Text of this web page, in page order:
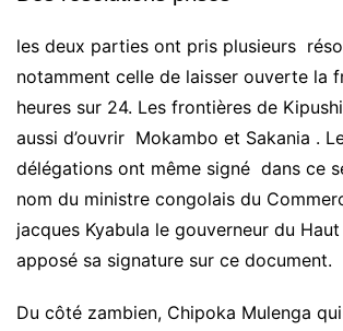
les deux parties ont pris plusieurs
notamment celle de laisser ouverte la
heures sur 24. Les frontières de
aussi d’ouvrir Mokambo et Sakania .
délégations ont même signé dans ce
nom du ministre congolais du
jacques Kyabula le gouverneur du
apposé sa signature sur ce document.
Du côté zambien, Chipoka Mulenga